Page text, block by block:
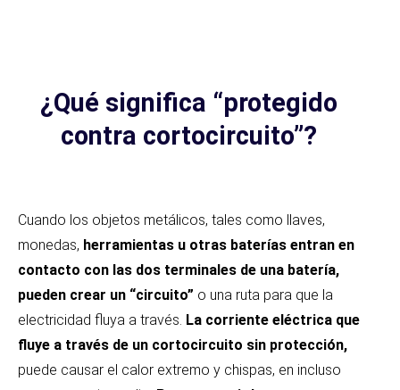
¿Qué significa “protegido
contra cortocircuito”?
Cuando los objetos metálicos, tales como llaves,
monedas, herramientas u otras baterías entran en
contacto con las dos terminales de una batería,
pueden crear un “circuito” o una ruta para que la
electricidad fluya a través. La corriente eléctrica que
fluye a través de un cortocircuito sin protección,
puede causar el calor extremo y chispas, en incluso